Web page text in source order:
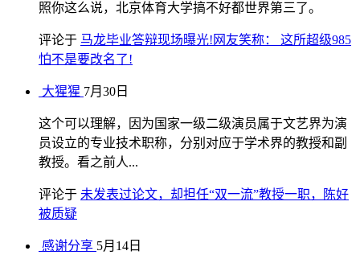
照你这么说，北京体育大学搞不好都世界第三了。
评论于 马龙毕业答辩现场曝光!网友笑称： 这所超级985
怕不是要改名了!
大猩猩 7月30日
这个可以理解，因为国家一级二级演员属于文艺界为演
员设立的专业技术职称，分别对应于学术界的教授和副
教授。看之前人...
评论于 未发表过论文，却担任“双一流”教授一职，陈好
被质疑
感谢分享 5月14日